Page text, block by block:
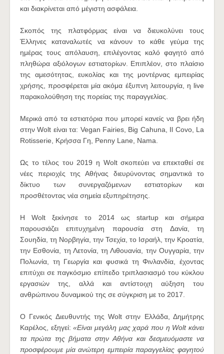
και διακρίνεται από μέγιστη ασφάλεια.
Σκοπός της πλατφόρμας είναι να διευκολύνει τους
Έλληνες καταναλωτές να κάνουν το κάθε γεύμα της
ημέρας τους απόλαυση, επιλέγοντας καλό φαγητό από
πληθώρα αξιόλογων εστιατορίων. Επιπλέον, στο πλαίσιο
της αμεσότητας, ευκολίας και της μοντέρνας εμπειρίας
χρήσης, προσφέρεται μία ακόμα έξυπνη λειτουργία, η live
παρακολούθηση της πορείας της παραγγελίας.
Mερικά από τα εστιατόρια που μπορεί κανείς να βρει ήδη
στην Wolt είναι τα: Vegan Fairies, Big Cahuna, Il Covo, La
Rotisserie, Κρήσσα Γη, Penny Lane, Nama.
Ως το τέλος του 2019 η Wolt σκοπεύει να επεκταθεί σε
νέες περιοχές της Αθήνας διευρύνοντας σημαντικά το
δίκτυο των συνεργαζόμενων εστιατορίων και
προσθέτοντας νέα σημεία εξυπηρέτησης.
H Wolt ξεκίνησε το 2014 ως startup και σήμερα
παρουσιάζει επιτυχημένη παρουσία στη Δανία, τη
Σουηδία, τη Νορβηγία, την Τσεχία, το Ισραήλ, την Κροατία,
την Εσθονία, τη Λετονία, τη Λιθουανία, την Ουγγαρία, την
Πολωνία, τη Γεωργία και φυσικά τη Φινλανδία, έχοντας
επιτύχει σε παγκόσμιο επίπεδο τριπλασιασμό του κύκλου
εργασιών της, αλλά και αντίστοιχη αύξηση του
ανθρώπινου δυναμικού της σε σύγκριση με το 2017.
O Γενικός Διευθυντής της Wolt στην Ελλάδα, Δημήτρης
Καρέλος, εξηγεί:«Είναι μεγάλη μας χαρά που η Wolt κάνει
τα πρώτα της βήματα στην Αθήνα και δεσμευόμαστε να
προσφέρουμε μία ανώτερη εμπειρία παραγγελίας φαγητού